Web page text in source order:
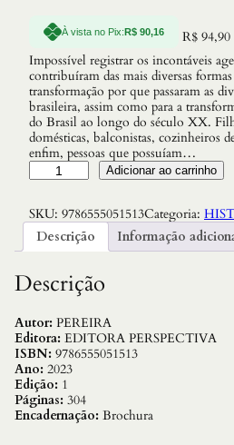
À vista no Pix: R$ 90,16 R$ 94,90
Impossível registrar os incontáveis
contribuíram das mais diversas formas
transformação por que passaram as
brasileira, assim como para a
do Brasil ao longo do século XX.
domésticas, balconistas, cozinheiros
enfim, pessoas que possuíam…
O
A
N
G
R
S
:
C
A
P
O
E
Adicionar ao carrinho
SKU: 9786555051513Categoria:
Descrição
Informação
Descrição
Autor: PEREIRA
Editora: EDITORA PERSPECTIVA
ISBN: 9786555051513
Ano: 2023
Edição: 1
Páginas: 304
Encadernação: Brochura